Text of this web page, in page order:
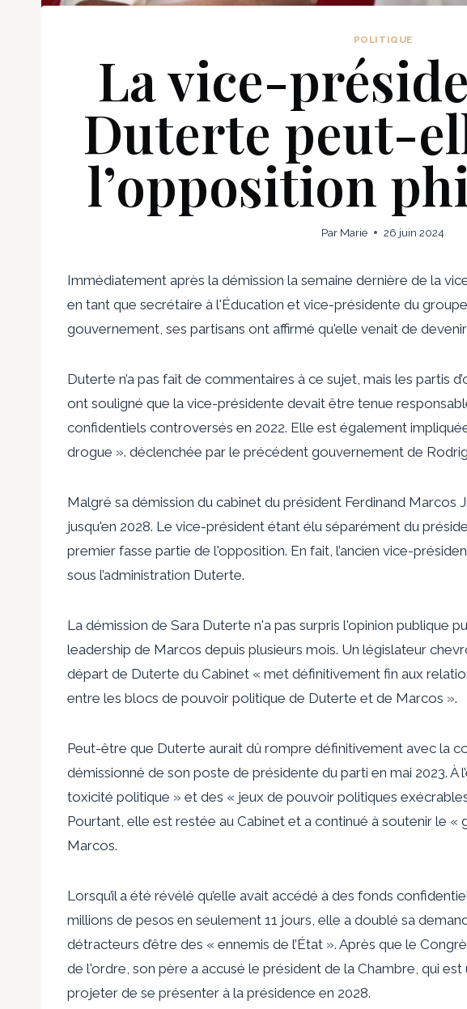
POLITIQUE
La vice-
Duterte peut-
l’opposition
Par Marie 26 juin 2024
Immédiatement après la démission la semaine dernière de la
en tant que secrétaire à l'Éducation et vice-présidente du
gouvernement, ses partisans ont affirmé qu'elle venait de
Duterte n’a pas fait de commentaires à ce sujet, mais les partis
ont souligné que la vice-présidente devait être tenue
confidentiels controversés en 2022. Elle est également
drogue ». déclenchée par le précédent gouvernement de
Malgré sa démission du cabinet du président Ferdinand Marcos
jusqu'en 2028. Le vice-président étant élu séparément du
premier fasse partie de l'opposition. En fait, l’ancien vice-
sous l’administration Duterte.
La démission de Sara Duterte n'a pas surpris l'opinion publique
leadership de Marcos depuis plusieurs mois. Un législateur
départ de Duterte du Cabinet « met définitivement fin aux
entre les blocs de pouvoir politique de Duterte et de Marcos ».
Peut-être que Duterte aurait dû rompre définitivement avec la
démissionné de son poste de présidente du parti en mai 2023. À
toxicité politique » et des « jeux de pouvoir politiques
Pourtant, elle est restée au Cabinet et a continué à soutenir le «
Marcos.
Lorsqu’il a été révélé qu’elle avait accédé à des fonds
millions de pesos en seulement 11 jours, elle a doublé sa
détracteurs d’être des « ennemis de l’État ». Après que le
de l'ordre, son père a accusé le président de la Chambre, qui
projeter de se présenter à la présidence en 2028.